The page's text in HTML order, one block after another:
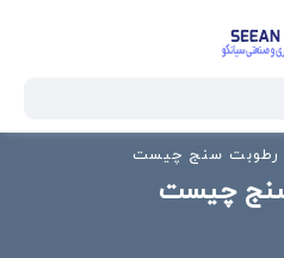
رطوبت سنج چیست
چیست